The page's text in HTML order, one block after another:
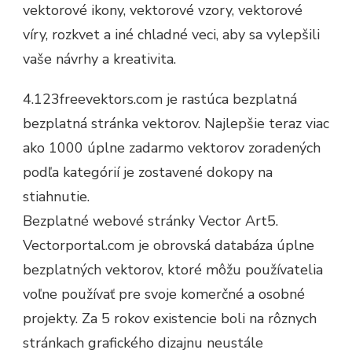
vektorové ikony, vektorové vzory, vektorové
víry, rozkvet a iné chladné veci, aby sa vylepšili
vaše návrhy a kreativita.
4.123freevektors.com je rastúca bezplatná
bezplatná stránka vektorov. Najlepšie teraz viac
ako 1000 úplne zadarmo vektorov zoradených
podľa kategórií je zostavené dokopy na
stiahnutie.
Bezplatné webové stránky Vector Art5.
Vectorportal.com je obrovská databáza úplne
bezplatných vektorov, ktoré môžu používatelia
voľne používať pre svoje komerčné a osobné
projekty. Za 5 rokov existencie boli na rôznych
stránkach grafického dizajnu neustále